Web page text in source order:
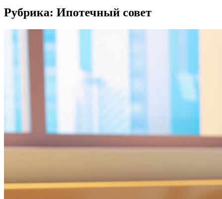
Рубрика: Ипотечный совет